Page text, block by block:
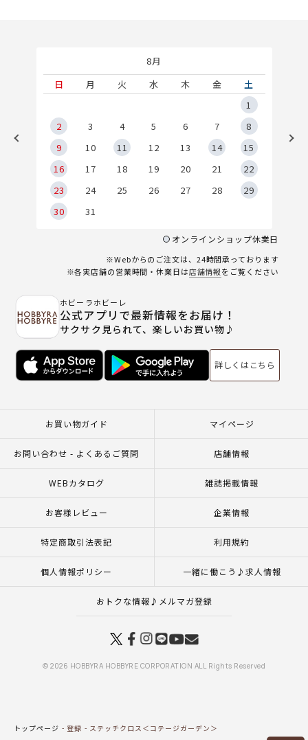
8月
日
月 火 水 木 金
土
1
2
3 4 5 6 7
8
9
10 11 12 13 14
15
16
17 18 19 20 21
22
23
24 25 26 27 28
29
30
31
オンラインショップ休業日
※Webからのご注文は、24時間承っております
※各実店舗の営業時間・休業日は店舗情報をご覧ください
ホビーラホビーレ
公式アプリで最新情報をお届け！
サクサク見られて、楽しいお買い物♪
詳しくはこちら
お買い物ガイド マイページ
お問い合わせ - よくあるご質問 店舗情報
WEBカタログ 雑誌掲載情報
お客様レビュー 企業情報
特定商取引法表記 利用規約
個人情報ポリシー 一緒に働こう♪求人情報
おトクな情報♪メルマガ登録
© 2026 HOBBYRA HOBBYRE CORPORATION ALL Rights Reserved
トップページ 登録
ステッチクロス＜コテージガーデン＞